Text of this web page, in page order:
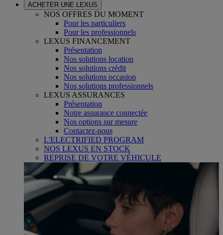
ACHETER UNE LEXUS
NOS OFFRES DU MOMENT
Pour les particuliers
Pour les professionnels
LEXUS FINANCEMENT
Présentation
Nos solutions location
Nos solutions crédit
Nos solutions occasion
Nos solutions professionnels
LEXUS ASSURANCES
Présentation
Notre assurance connectée
Nos options sur mesure
Contactez-nous
L'ELECTRIFIED PROGRAM
NOS LEXUS EN STOCK
REPRISE DE VOTRE VÉHICULE